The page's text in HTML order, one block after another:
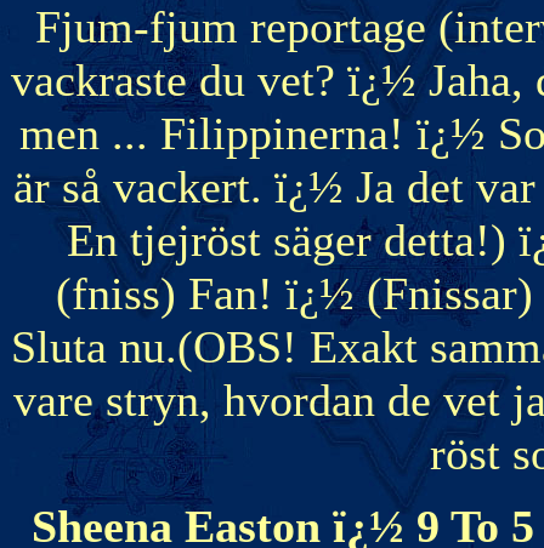
Fjum-fjum reportage
vackraste du vet? ï¿½
men ... Filippinerna! ï¿½
är så vackert. ï¿½ Ja det
En tjejröst säger detta!)
(fniss) Fan! ï¿½
Sluta nu.(OBS! Exakt
vare stryn, hvordan de vet
röst
Sheena Easton ï¿½ 9 To 5